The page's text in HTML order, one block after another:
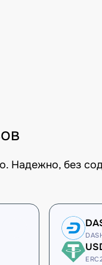
Надежно, без